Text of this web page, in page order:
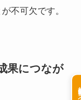
不可欠です。
果につなが
掲